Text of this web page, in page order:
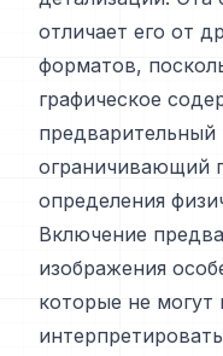
отличает его от
форматов,
графическое
ограничивающий
определения
Включение
изображения
которые не могут